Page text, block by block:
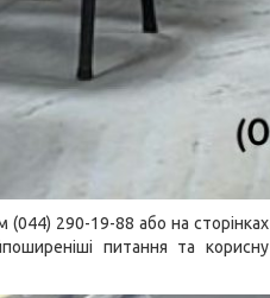
290-19-88 або на сторінках
питання та корисну